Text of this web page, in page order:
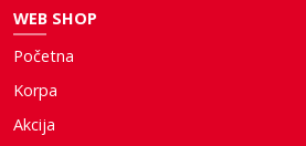
WEB SHOP
Početna
Korpa
Akcija